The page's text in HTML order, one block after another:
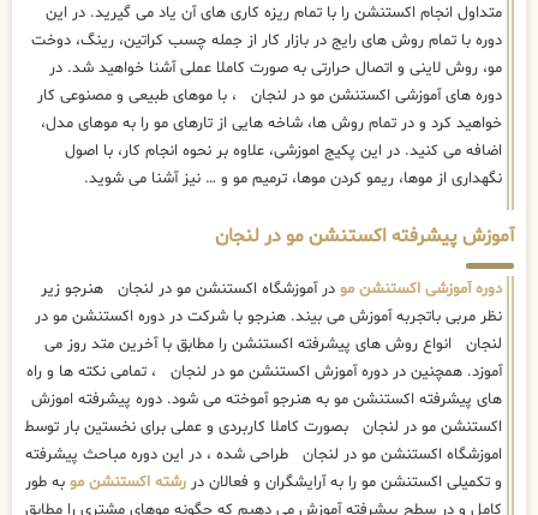
متداول انجام اکستنشن را با تمام ریزه کاری های آن یاد می گیرید. در این
دوره با تمام روش های رایج در بازار کار از جمله چسب کراتین، رینگ، دوخت
مو، روش لاینی و اتصال حرارتی به صورت کاملا عملی آشنا خواهید شد. در
دوره های آموزشی اکستنشن مو در لنجان ، با موهای طبیعی و مصنوعی کار
خواهید کرد و در تمام روش ها، شاخه هایی از تارهای مو را به موهای مدل،
اضافه می کنید. در این پکیج اموزشی، علاوه بر نحوه انجام کار، با اصول
نگهداری از موها، ریمو کردن موها، ترمیم مو و … نیز آشنا می شوید.
آموزش پیشرفته اکستنشن مو در لنجان
دوره آموزشی اکستنشن مو در آموزشگاه اکستنشن مو در لنجان هنرجو زیر
نظر مربی باتجربه آموزش می بیند. هنرجو با شرکت در دوره اکستنشن مو در
لنجان انواع روش های پیشرفته اکستنشن را مطابق با آخرین متد روز می
آموزد. همچنین در دوره آموزش اکستنشن مو در لنجان ، تمامی نکته ها و راه
های پیشرفته اکستنشن مو به هنرجو آموخته می شود. دوره پیشرفته اموزش
اکستنشن مو در لنجان بصورت کاملا کاربردی و عملی برای نخستین بار توسط
اموزشگاه اکستنشن مو در لنجان طراحی شده ، در این دوره مباحث پیشرفته
و تکمیلی اکستنشن مو را به آرایشگران و فعالان در رشته اکستنشن مو به طور
کامل و در سطح پیشرفته آموزش می دهیم که چگونه موهای مشتری را مطابق